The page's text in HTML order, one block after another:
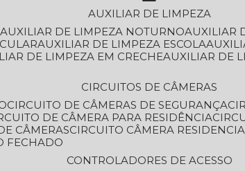
AUXILIAR DE LIMPEZA
AUXILIAR DE LIMPEZA NOTURNO
AUXILIAR DE LIMPEZA ESCOLA
DE LIMPEZA EM CRECHE
AUXILIAR DE
CIRCUITOS DE CÂMERAS
CIRCUITO DE CÂMERAS DE SEGURANÇA
DE CÂMERA PARA RESIDÊNCIA
CÂMERAS CIRCUITO CÂMERA
FECHADO
CONTROLADORES DE ACESSO